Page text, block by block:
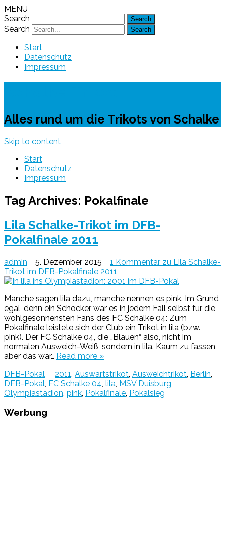
MENU
Search
Search
Start
Datenschutz
Impressum
Alles rund um die Trikots von Schalke
Skip to content
Start
Datenschutz
Impressum
Tag Archives: Pokalfinale
Lila Schalke-Trikot im DFB-
Pokalfinale 2011
admin 5. Dezember 2015 1 Kommentar zu Lila Schalke-
Trikot im DFB-Pokalfinale 2011
Manche sagen lila dazu, manche nennen es pink. Im Grund
egal, denn ein Schocker war es in jedem Fall selbst für die
wohlgesonnensten Fans des FC Schalke 04: Zum
Pokalfinale leistete sich der Club ein Trikot in lila (bzw.
pink). Der FC Schalke 04, die „Blauen“ also, nicht im
normalen Ausweich-Weiß, sondern in lila. Kaum zu fassen,
aber das war… Read more »
DFB-Pokal
2011 Auswärtstrikot Ausweichtrikot Berlin
DFB-Pokal FC Schalke 04 lila MSV Duisburg
Olympiastadion pink Pokalfinale Pokalsieg
Werbung